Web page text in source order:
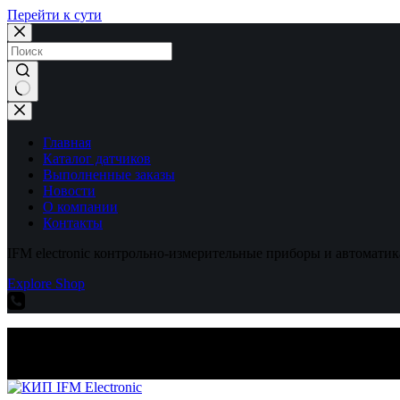
Перейти к сути
Ничего
не
найденоГлавная
Каталог датчиков
Выполненные заказы
Новости
О компании
Контакты
IFM electronic контрольно-измерительные приборы и
Explore Shop